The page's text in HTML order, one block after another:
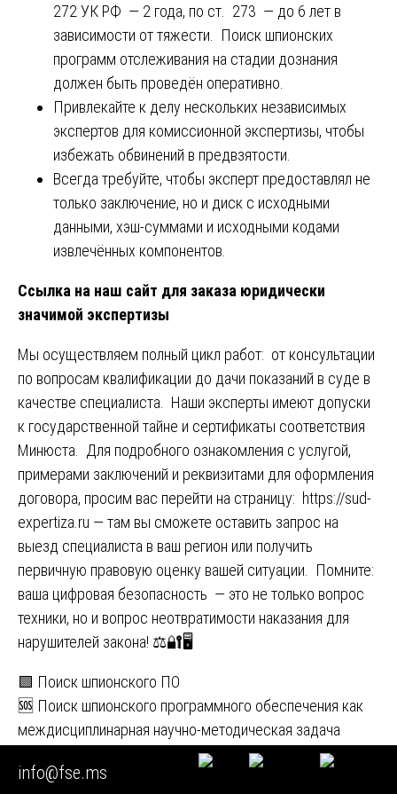
272 УК РФ — 2 года, по ст. 273 — до 6 лет в
зависимости от тяжести. Поиск шпионских
программ отслеживания на стадии дознания
должен быть проведён оперативно.
Привлекайте к делу нескольких независимых
экспертов для комиссионной экспертизы, чтобы
избежать обвинений в предвзятости.
Всегда требуйте, чтобы эксперт предоставлял не
только заключение, но и диск с исходными
данными, хэш-суммами и исходными кодами
извлечённых компонентов.
Ссылка на наш сайт для заказа юридически
значимой экспертизы
Мы осуществляем полный цикл работ: от консультации
по вопросам квалификации до дачи показаний в суде в
качестве специалиста. Наши эксперты имеют допуски
к государственной тайне и сертификаты соответствия
Минюста. Для подробного ознакомления с услугой,
примерами заключений и реквизитами для оформления
договора, просим вас перейти на страницу: https://sud-
expertiza.ru — там вы сможете оставить запрос на
выезд специалиста в ваш регион или получить
первичную правовую оценку вашей ситуации. Помните:
ваша цифровая безопасность — это не только вопрос
техники, но и вопрос неотвратимости наказания для
нарушителей закона! ⚖️🔐🖥️
Навигация
по
записям
🟩 Поиск шпионского ПО
🆘 Поиск шпионского программного обеспечения как
междисциплинарная научно-методическая задача
Похожие статьи
info@fse.ms